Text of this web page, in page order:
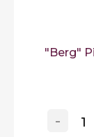
"Berg"
-